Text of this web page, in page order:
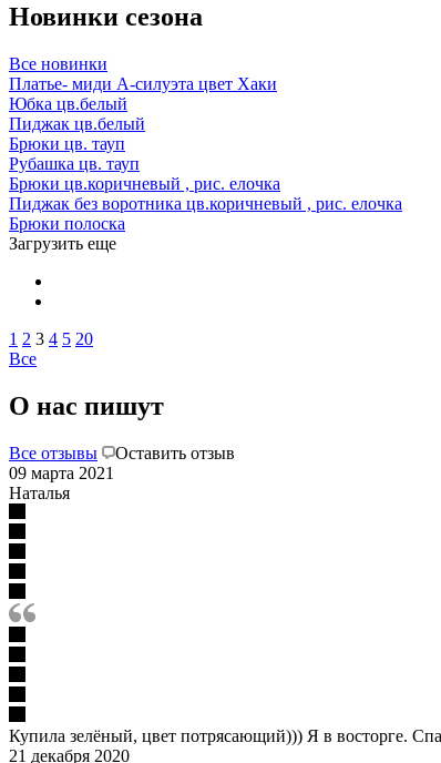
Новинки сезона
Все новинки
Платье- миди А-силуэта цвет Хаки
Юбка цв.белый
Пиджак цв.белый
Брюки цв. тауп
Рубашка цв. тауп
Брюки цв.коричневый , рис. елочка
Пиджак без воротника цв.коричневый , рис. елочка
Брюки полоска
Загрузить еще
1 2 3 4 5 20
Все
О нас пишут
Все отзывы
Оставить отзыв
09 марта 2021
Наталья
Купила зелёный, цвет потрясающий))) Я в восторге.
21 декабря 2020